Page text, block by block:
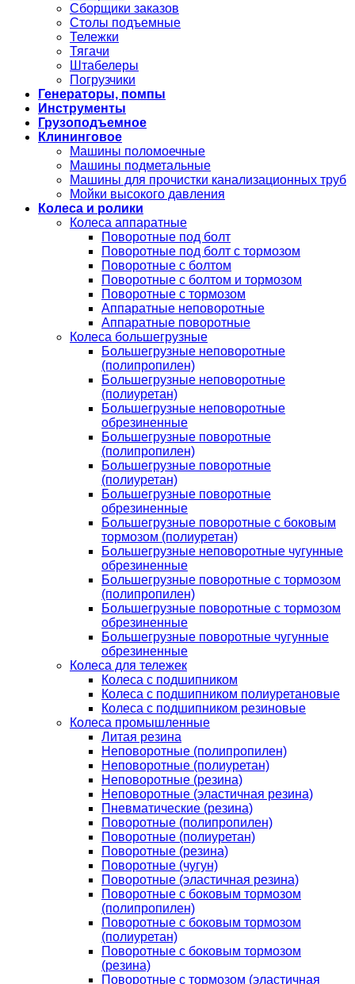
Сборщики заказов
Столы подъемные
Тележки
Тягачи
Штабелеры
Погрузчики
Генераторы, помпы
Инструменты
Грузоподъемное
Клининговое
Машины поломоечные
Машины подметальные
Машины для прочистки канализационных труб
Мойки высокого давления
Колеса и ролики
Колеса аппаратные
Поворотные под болт
Поворотные под болт с тормозом
Поворотные с болтом
Поворотные с болтом и тормозом
Поворотные с тормозом
Аппаратные неповоротные
Аппаратные поворотные
Колеса большегрузные
Большегрузные неповоротные
(полипропилен)
Большегрузные неповоротные
(полиуретан)
Большегрузные неповоротные
обрезиненные
Большегрузные поворотные
(полипропилен)
Большегрузные поворотные
(полиуретан)
Большегрузные поворотные
обрезиненные
Большегрузные поворотные с боковым
тормозом (полиуретан)
Большегрузные неповоротные чугунные
обрезиненные
Большегрузные поворотные с тормозом
(полипропилен)
Большегрузные поворотные с тормозом
обрезиненные
Большегрузные поворотные чугунные
обрезиненные
Колеса для тележек
Колеса с подшипником
Колеса с подшипником полиуретановые
Колеса с подшипником резиновые
Колеса промышленные
Литая резина
Неповоротные (полипропилен)
Неповоротные (полиуретан)
Неповоротные (резина)
Неповоротные (эластичная резина)
Пневматические (резина)
Поворотные (полипропилен)
Поворотные (полиуретан)
Поворотные (резина)
Поворотные (чугун)
Поворотные (эластичная резина)
Поворотные c боковым тормозом
(полипропилен)
Поворотные c боковым тормозом
(полиуретан)
Поворотные c боковым тормозом
(резина)
Поворотные c тормозом (эластичная